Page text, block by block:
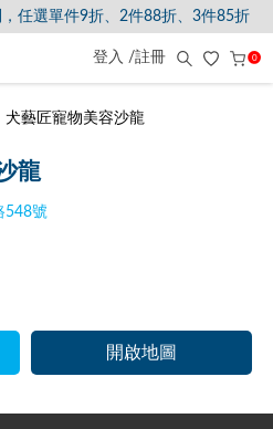
，任選單件9折、2件88折、3件85折
登入 /註冊 0
犬藝匠寵物美容沙龍
龍
548號
開啟地圖